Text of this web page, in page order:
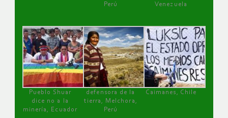
Perú
Venezuela
Pueblo Shuar
dice no a la
minería, Ecuador
defensora de la
tierra, Melchora,
Perú
Caimanes, Chile